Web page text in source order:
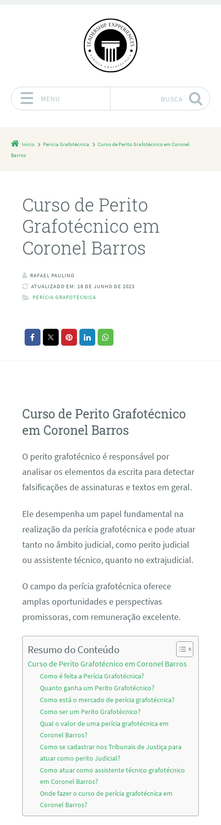
MENU BUSCA
Início Perícia Grafotécnica
Curso de Perito Grafotécnico em Coronel
Barros
Curso de Perito
Grafotécnico em
Coronel Barros
RAFAEL PAULINO
ATUALIZADO EM: 18 DE JUNHO DE 2023
PERÍCIA GRAFOTÉCNICA
Curso de Perito Grafotécnico
em Coronel Barros
O perito grafotécnico é responsável por
analisar os elementos da escrita para detectar
falsificações de assinaturas e textos em geral.
Ele desempenha um papel fundamental na
realização da perícia grafotécnica e pode atuar
tanto no âmbito judicial, como perito judicial
ou assistente técnico, quanto no extrajudicial.
O campo da perícia grafotécnica oferece
amplas oportunidades e perspectivas
promissoras, com remuneração excelente.
Resumo do Conteúdo
Curso de Perito Grafotécnico em Coronel Barros
Como é feita a Perícia Grafotécnica?
Quanto ganha um Perito Grafotécnico?
Como está o mercado de perícia grafotécnica?
Como ser um Perito Grafotécnico?
Qual o valor de uma perícia grafotécnica em
Coronel Barros?
Como se cadastrar nos Tribunais de Justiça para
atuar como perito Judicial?
Como atuar como assistente técnico grafotécnico
em Coronel Barros?
Onde fazer o curso de perícia grafotécnica em
Coronel Barros?